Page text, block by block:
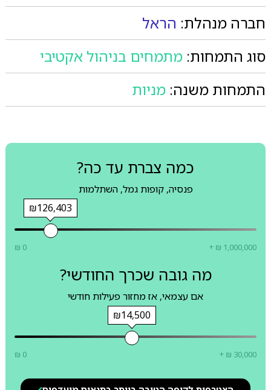
חברה מנהלת: הראל
סוג התמחות: מתמחים בניהול אקטיבי
התמחות משנה: מניות
כמה צברת עד כה?
פנסיה, קופות גמל, השתלמות
₪126,403
₪ 0 + ₪ 1,000,000
מה גובה שכרך החודשי?
אם עצמאי, אז מחזור פעילות חודשי
₪14,500
₪ 0 + ₪ 30,000